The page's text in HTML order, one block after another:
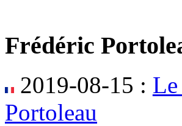
Frédéric
2019-08-15 :
Portoleau